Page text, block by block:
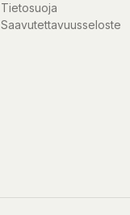
Tietosuoja
Saavutettavuusseloste